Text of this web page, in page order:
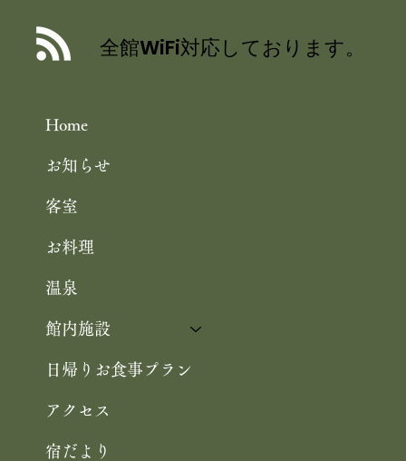
ルク 飯尾醸造 富士酢プレミアム使用
Home
お知らせ
客室
お料理
温泉
館内施設
日帰りお食事プラン
アクセス
宿だより
全館WiFi対応しております。